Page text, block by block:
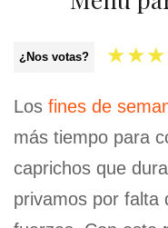
¿Nos votas? ★★★
Los fines de
más tiempo para
caprichos que
privamos por falta